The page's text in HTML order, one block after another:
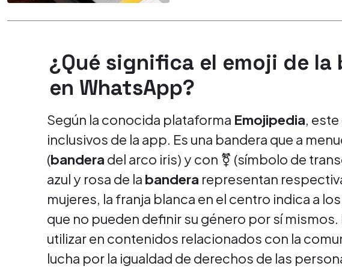
¿Qué significa el emoji de la
en WhatsApp?
Según la conocida plataforma Emojipedia,
inclusivos de la app. Es una bandera que a
(bandera del arco iris) y con ⚧ (símbolo de
azul y rosa de la bandera representan
mujeres, la franja blanca en el centro indica a
que no pueden definir su género por sí mismos.
utilizar en contenidos relacionados con la
lucha por la igualdad de derechos de las